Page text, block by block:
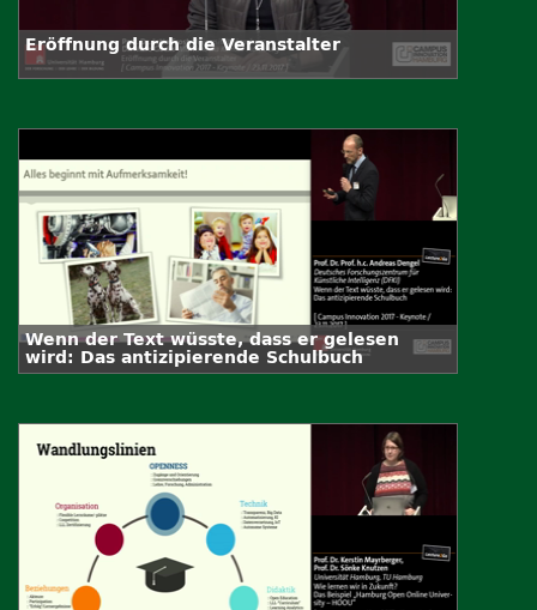
Eröffnung durch die Veranstalter
Wenn der Text wüsste, dass er gelesen
wird: Das antizipierende Schulbuch